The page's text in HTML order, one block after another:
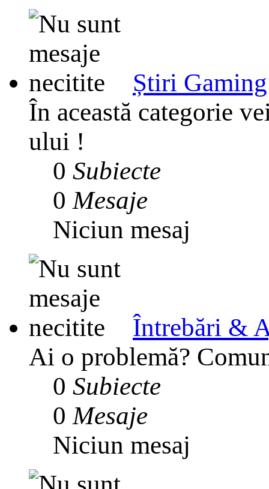
Știri Gaming
În această categorie
ului !
0 Subiecte
0Mesaje
Niciun mesaj
Întrebări &
Ai o problemă?
0 Subiecte
0Mesaje
Niciun mesaj